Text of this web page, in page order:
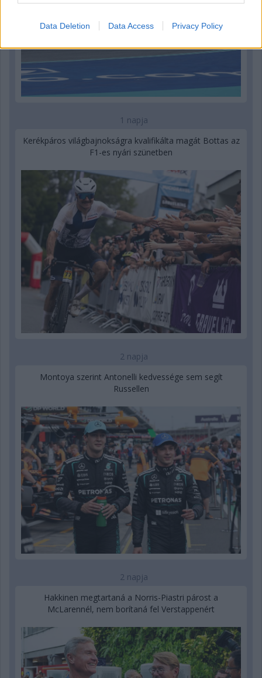
Data Deletion Data Access Privacy Policy
1 napja
Kerékpáros világbajnokságra kvalifikálta magát Bottas az
F1-es nyári szünetben
2 napja
Montoya szerint Antonelli kedvessége sem segít
Russellen
2 napja
Hakkinen megtartaná a Norris-Piastri párost a
McLarennél, nem borítaná fel Verstappenért